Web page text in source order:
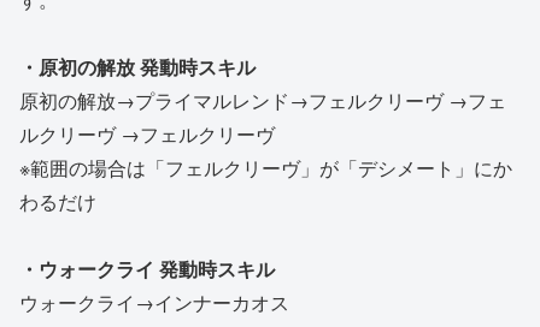
・原初の解放 発動時スキル
原初の解放→プライマルレンド→フェルクリーヴ →フェ
ルクリーヴ →フェルクリーヴ
※範囲の場合は「フェルクリーヴ」が「デシメート」にか
わるだけ
・ウォークライ 発動時スキル
ウォークライ→インナーカオス